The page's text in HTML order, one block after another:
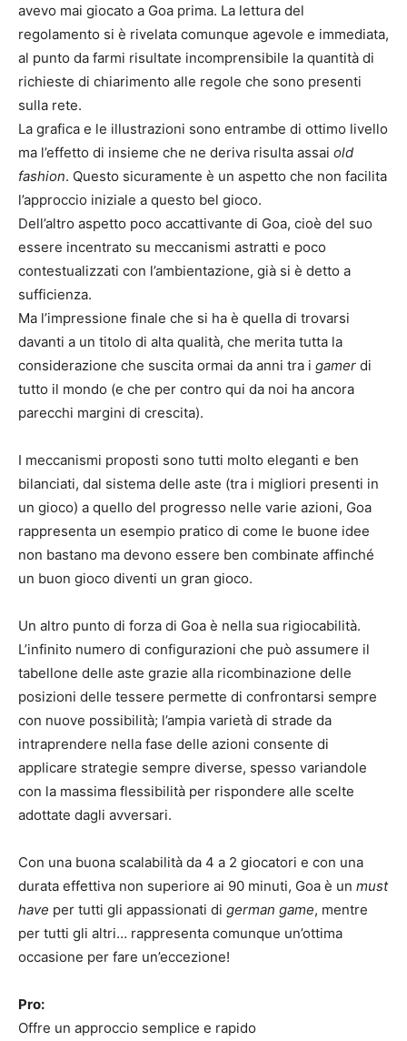
avevo mai giocato a Goa prima. La lettura del
regolamento si è rivelata comunque agevole e immediata,
al punto da farmi risultate incomprensibile la quantità di
richieste di chiarimento alle regole che sono presenti
sulla rete.
La grafica e le illustrazioni sono entrambe di ottimo livello
ma l’effetto di insieme che ne deriva risulta assai old
fashion. Questo sicuramente è un aspetto che non facilita
l’approccio iniziale a questo bel gioco.
Dell’altro aspetto poco accattivante di Goa, cioè del suo
essere incentrato su meccanismi astratti e poco
contestualizzati con l’ambientazione, già si è detto a
sufficienza.
Ma l’impressione finale che si ha è quella di trovarsi
davanti a un titolo di alta qualità, che merita tutta la
considerazione che suscita ormai da anni tra i gamer di
tutto il mondo (e che per contro qui da noi ha ancora
parecchi margini di crescita).
I meccanismi proposti sono tutti molto eleganti e ben
bilanciati, dal sistema delle aste (tra i migliori presenti in
un gioco) a quello del progresso nelle varie azioni, Goa
rappresenta un esempio pratico di come le buone idee
non bastano ma devono essere ben combinate affinché
un buon gioco diventi un gran gioco.
Un altro punto di forza di Goa è nella sua rigiocabilità.
L’infinito numero di configurazioni che può assumere il
tabellone delle aste grazie alla ricombinazione delle
posizioni delle tessere permette di confrontarsi sempre
con nuove possibilità; l’ampia varietà di strade da
intraprendere nella fase delle azioni consente di
applicare strategie sempre diverse, spesso variandole
con la massima flessibilità per rispondere alle scelte
adottate dagli avversari.
Con una buona scalabilità da 4 a 2 giocatori e con una
durata effettiva non superiore ai 90 minuti, Goa è un must
have per tutti gli appassionati di german game, mentre
per tutti gli altri… rappresenta comunque un’ottima
occasione per fare un’eccezione!
Pro:
Offre un approccio semplice e rapido